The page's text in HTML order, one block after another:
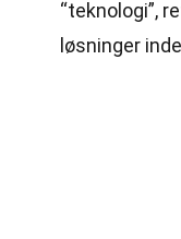
“teknologi”,
løsninger